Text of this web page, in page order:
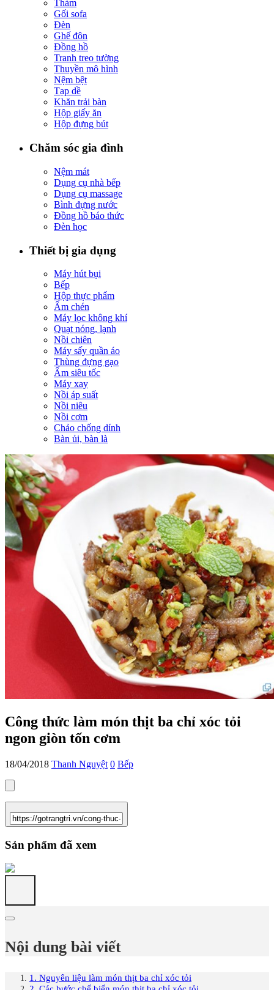
Thảm
Gối sofa
Đèn
Ghế đôn
Đồng hồ
Tranh treo tường
Thuyền mô hình
Nệm bệt
Tạp dề
Khăn trải bàn
Hộp giấy ăn
Hộp đựng bút
Chăm sóc gia đình
Nệm mát
Dụng cụ nhà bếp
Dụng cụ massage
Bình đựng nước
Đồng hồ báo thức
Đèn học
Thiết bị gia dụng
Máy hút bụi
Bếp
Hộp thực phẩm
Ấm chén
Máy lọc không khí
Quạt nóng, lạnh
Nồi chiên
Máy sấy quần áo
Thùng đựng gạo
Ấm siêu tốc
Máy xay
Nồi áp suất
Nồi niêu
Nồi cơm
Chảo chống dính
Bàn ủi, bàn là
Công thức làm món thịt ba chỉ xóc tỏi
ngon giòn tốn cơm
18/04/2018 Thanh Nguyệt 0 Bếp
Sản phẩm đã xem
Nội dung bài viết
1. Nguyên liệu làm món thịt ba chỉ xóc tỏi